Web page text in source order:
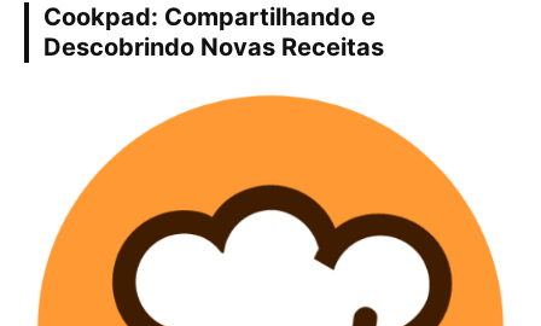
Cookpad: Compartilhando e
Descobrindo Novas Receitas